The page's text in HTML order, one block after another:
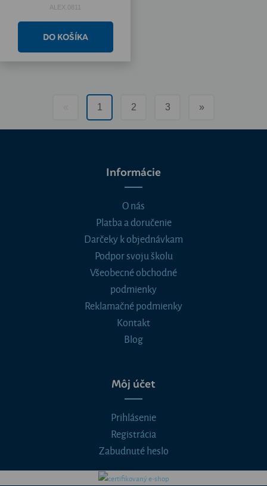
ALEX.0811
1 2 3 »
Informácie
O nás
Platba a doručenie
Darčeky k objednávkam
Podpor svoju školu
Všeobecné obchodné
podmienky
Reklamačné podmienky
Kontakt
Blog
Môj účet
Prihlásenie
Registrácia
Zabudnuté heslo